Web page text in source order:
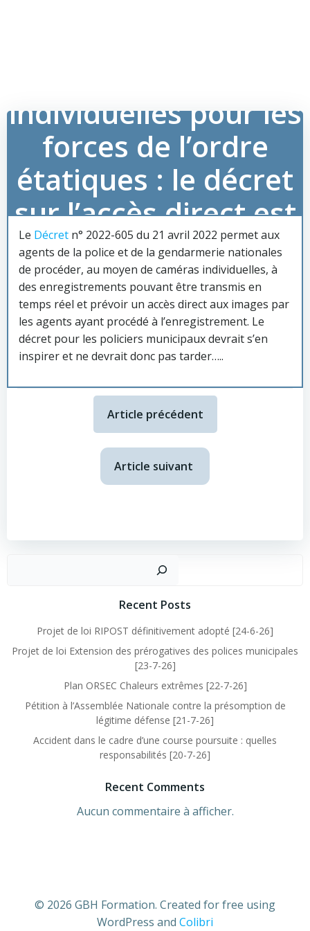
individuelles pour les
forces de l’ordre
étatiques : le décret
sur l’accès direct est
paru [7-5-22]
Le Décret n° 2022-605 du 21 avril 2022 permet aux
agents de la police et de la gendarmerie nationales
de procéder, au moyen de caméras individuelles, à
des enregistrements pouvant être transmis en
temps réel et prévoir un accès direct aux images par
les agents ayant procédé à l’enregistrement. Le
décret pour les policiers municipaux devrait s’en
inspirer et ne devrait donc pas tarder…..
Article précédent
Article suivant
Recent Posts
Projet de loi RIPOST définitivement adopté [24-6-26]
Projet de loi Extension des prérogatives des polices municipales
[23-7-26]
Plan ORSEC Chaleurs extrêmes [22-7-26]
Pétition à l’Assemblée Nationale contre la présomption de
légitime défense [21-7-26]
Accident dans le cadre d’une course poursuite : quelles
responsabilités [20-7-26]
Recent Comments
Aucun commentaire à afficher.
© 2026 GBH Formation. Created for free using
WordPress and Colibri